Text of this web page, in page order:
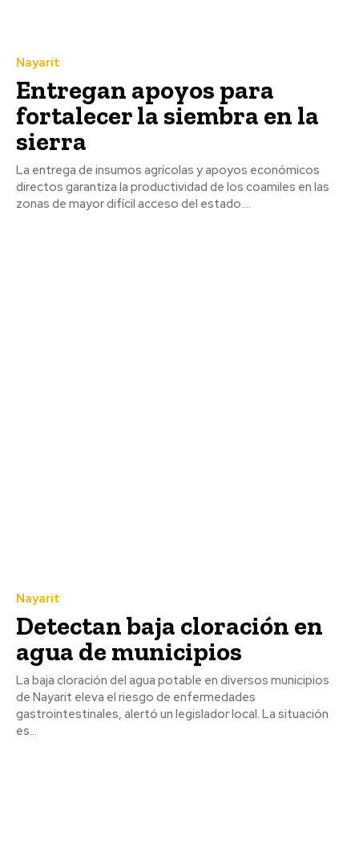
Nayarit
Entregan apoyos para
fortalecer la siembra en la
sierra
La entrega de insumos agrícolas y apoyos económicos
directos garantiza la productividad de los coamiles en las
zonas de mayor difícil acceso del estado....
Nayarit
Detectan baja cloración en
agua de municipios
La baja cloración del agua potable en diversos municipios
de Nayarit eleva el riesgo de enfermedades
gastrointestinales, alertó un legislador local. La situación
es...